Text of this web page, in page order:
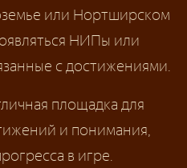
или Нортширском
НИПы или
с достижениями.
площадка для
и понимания,
в игре.